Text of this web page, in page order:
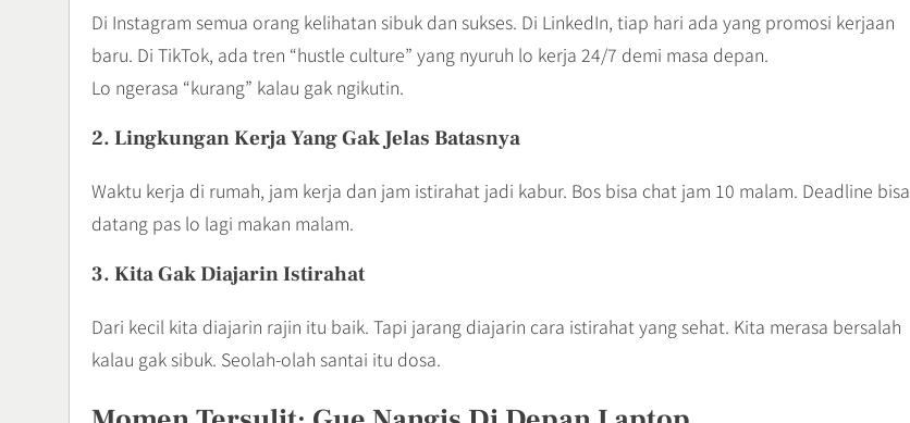
Di Instagram semua orang kelihatan sibuk dan sukses. Di LinkedIn, tiap hari ada yang promosi kerjaan
baru. Di TikTok, ada tren “hustle culture” yang nyuruh lo kerja 24/7 demi masa depan.
Lo ngerasa “kurang” kalau gak ngikutin.
2. Lingkungan Kerja Yang Gak Jelas Batasnya
Waktu kerja di rumah, jam kerja dan jam istirahat jadi kabur. Bos bisa chat jam 10 malam. Deadline bisa
datang pas lo lagi makan malam.
3. Kita Gak Diajarin Istirahat
Dari kecil kita diajarin rajin itu baik. Tapi jarang diajarin cara istirahat yang sehat. Kita merasa bersalah
kalau gak sibuk. Seolah-olah santai itu dosa.